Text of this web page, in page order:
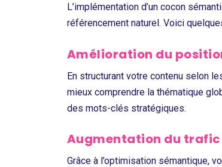
L’implémentation d’un cocon
référencement naturel. Voici
Amélioration du
En structurant votre contenu selon
mieux comprendre la thématique
des mots-clés stratégiques.
Augmentation du
Grâce à l’optimisation sémantique,